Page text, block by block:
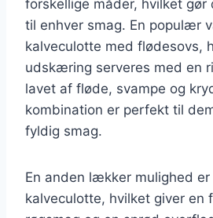
forskellige måder, hvilket
til enhver smag. En populær
kalveculotte med flødesovs,
udskæring serveres med en
lavet af fløde, svampe og
kombination er perfekt til
fyldig smag.
En anden lækker mulighed er
kalveculotte, hvilket giver en